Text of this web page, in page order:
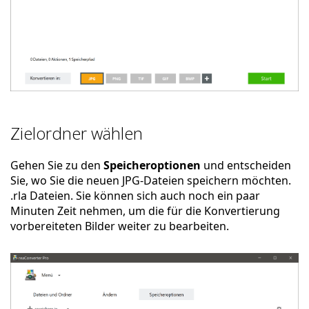
Zielordner wählen
Gehen Sie zu den Speicheroptionen und entscheiden
Sie, wo Sie die neuen JPG-Dateien speichern möchten.
.rla Dateien. Sie können sich auch noch ein paar
Minuten Zeit nehmen, um die für die Konvertierung
vorbereiteten Bilder weiter zu bearbeiten.